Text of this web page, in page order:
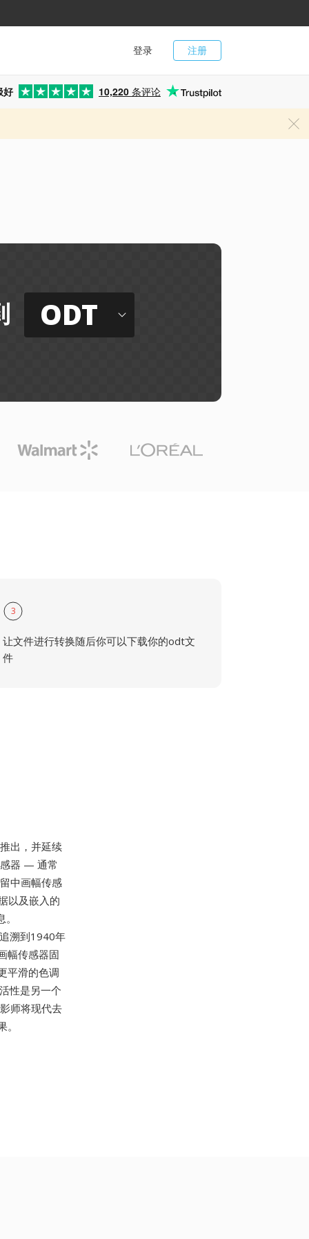
注册
登录
好 10,220 条评论
ODT
3
让文件进行转换随后你可以下载你的odt文
件
出，并延续
感器 — 通常
中画幅传感
以及嵌入的
溯到1940年
幅传感器固
平滑的色调
性是另一个
师将现代去